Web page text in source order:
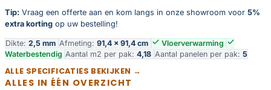
Tip: Vraag een offerte aan en kom langs in onze showroom voor 5%
extra korting op uw bestelling!
Dikte: 2,5 mm Afmeting: 91,4 × 91,4 cm
Vloerverwarming
Waterbestendig Aantal m2 per pak: 4,18 Aantal panelen per pak: 5
ALLE SPECIFICATIES BEKIJKEN →
ALLES IN ÉÉN OVERZICHT